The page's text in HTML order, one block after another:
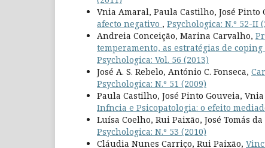
Vnia Amaral, Paula Castilho, José Pinto
afecto negativo , Psychologica: N.º 52-II
Andreia Conceição, Marina Carvalho,
temperamento, as estratégias de
Psychologica: Vol. 56 (2013)
José A. S. Rebelo, António C. Fonseca,
Psychologica: N.º 51 (2009)
Paula Castilho, José Pinto Gouveia,
Infncia e Psicopatologia: o efeito
Luísa Coelho, Rui Paixão, José Tomás
Psychologica: N.º 53 (2010)
Cláudia Nunes Carriço, Rui Paixão,